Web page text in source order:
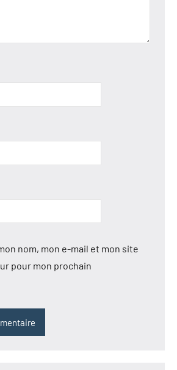
nom, mon e-mail et mon site
pour mon prochain